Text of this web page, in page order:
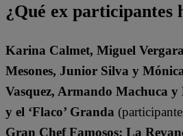
¿Qué ex participantes
Karina Calmet, Miguel
Mesones, Junior Silva y
Vasquez, Armando Machuca
y el ‘Flaco’ Granda
Gran Chef Famosos: La